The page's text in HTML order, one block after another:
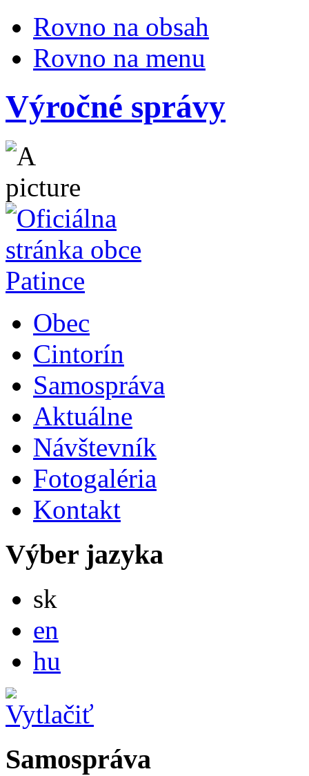
Rovno na obsah
Rovno na menu
Výročné správy
Obec
Cintorín
Samospráva
Aktuálne
Návštevník
Fotogaléria
Kontakt
Výber jazyka
sk
en
hu
Samospráva